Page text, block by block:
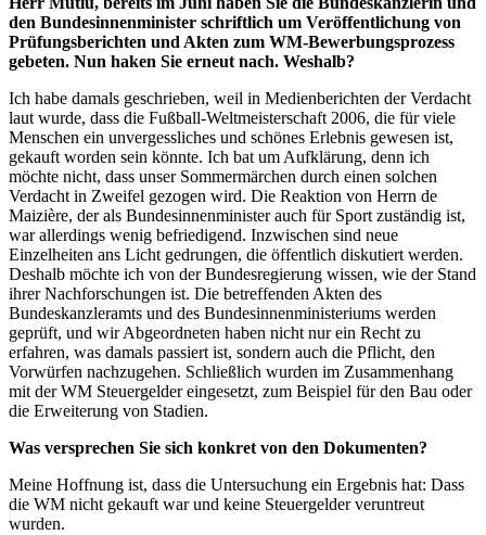
den Bundesinnenminister schriftlich um Veröffentlichung von
Prüfungsberichten und Akten zum WM-Bewerbungsprozess
gebeten. Nun haken Sie erneut nach. Weshalb?
Ich habe damals geschrieben, weil in Medienberichten der Verdacht
laut wurde, dass die Fußball-Weltmeisterschaft 2006, die für viele
Menschen ein unvergessliches und schönes Erlebnis gewesen ist,
gekauft worden sein könnte. Ich bat um Aufklärung, denn ich
möchte nicht, dass unser Sommermärchen durch einen solchen
Verdacht in Zweifel gezogen wird. Die Reaktion von Herrn de
Maizière, der als Bundesinnenminister auch für Sport zuständig ist,
war allerdings wenig befriedigend. Inzwischen sind neue
Einzelheiten ans Licht gedrungen, die öffentlich diskutiert werden.
Deshalb möchte ich von der Bundesregierung wissen, wie der Stand
ihrer Nachforschungen ist. Die betreffenden Akten des
Bundeskanzleramts und des Bundesinnenministeriums werden
geprüft, und wir Abgeordneten haben nicht nur ein Recht zu
erfahren, was damals passiert ist, sondern auch die Pflicht, den
Vorwürfen nachzugehen. Schließlich wurden im Zusammenhang
mit der WM Steuergelder eingesetzt, zum Beispiel für den Bau oder
die Erweiterung von Stadien.
Was versprechen Sie sich konkret von den Dokumenten?
Meine Hoffnung ist, dass die Untersuchung ein Ergebnis hat: Dass
die WM nicht gekauft war und keine Steuergelder veruntreut
wurden.